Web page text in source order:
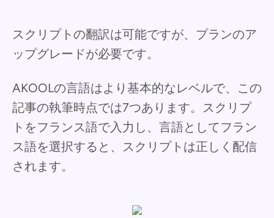
スクリプトの翻訳は可能ですが、プランのア
ップグレードが必要です。
AKOOLの言語はより基本的なレベルで、この
記事の執筆時点では7つあります。スクリプ
トをフランス語で入力し、言語としてフラン
ス語を選択すると、スクリプトは正しく配信
されます。